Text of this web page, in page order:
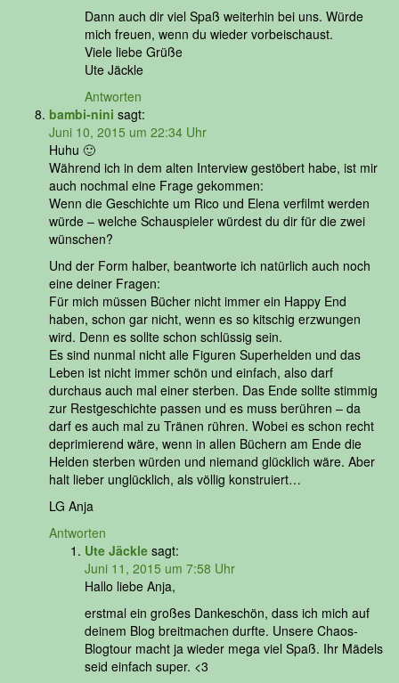
Dann auch dir viel Spaß weiterhin bei uns. Würde
mich freuen, wenn du wieder vorbeischaust.
Viele liebe Grüße
Ute Jäckle
Antworten
bambi-nini sagt:
Juni 10, 2015 um 22:34 Uhr
Huhu 🙂
Während ich in dem alten Interview gestöbert habe, ist mir
auch nochmal eine Frage gekommen:
Wenn die Geschichte um Rico und Elena verfilmt werden
würde – welche Schauspieler würdest du dir für die zwei
wünschen?
Und der Form halber, beantworte ich natürlich auch noch
eine deiner Fragen:
Für mich müssen Bücher nicht immer ein Happy End
haben, schon gar nicht, wenn es so kitschig erzwungen
wird. Denn es sollte schon schlüssig sein.
Es sind nunmal nicht alle Figuren Superhelden und das
Leben ist nicht immer schön und einfach, also darf
durchaus auch mal einer sterben. Das Ende sollte stimmig
zur Restgeschichte passen und es muss berühren – da
darf es auch mal zu Tränen rühren. Wobei es schon recht
deprimierend wäre, wenn in allen Büchern am Ende die
Helden sterben würden und niemand glücklich wäre. Aber
halt lieber unglücklich, als völlig konstruiert…
LG Anja
Antworten
Ute Jäckle sagt:
Juni 11, 2015 um 7:58 Uhr
Hallo liebe Anja,
erstmal ein großes Dankeschön, dass ich mich auf
deinem Blog breitmachen durfte. Unsere Chaos-
Blogtour macht ja wieder mega viel Spaß. Ihr Mädels
seid einfach super. <3